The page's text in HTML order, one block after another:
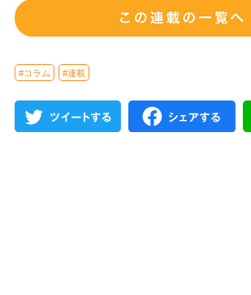
#コラム #連載